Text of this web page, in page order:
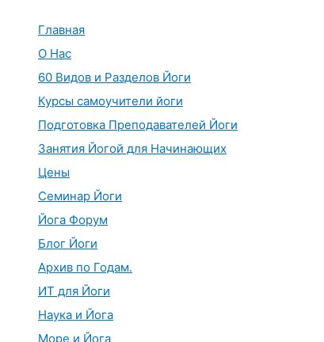
Главная
О Нас
60 Видов и Разделов Йоги
Курсы самоучители йоги
Подготовка Преподавателей Йоги
Занятия Йогой для Начинающих
Цены
Семинар Йоги
Йога Форум
Блог Йоги
Архив по Годам.
ИТ для Йоги
Наука и Йога
Море и Йога